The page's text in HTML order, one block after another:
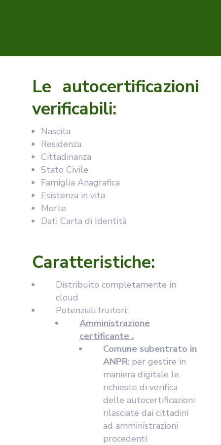
Le autocertificazioni
verificabili:
Nascita
Residenza
Cittadinanza
Stato Civile
Famiglia Anagrafica
Esistenza in vita
Morte
Dati Carta di Identità
Caratteristiche:
Distribuito completamente in
cloud
Potenziali fruitori:
Amministrazione
certificante .
Comune subentrato in
ANPR: per gestire in
maniera digitale le
richieste di verifica
delle autocertificazioni
rilasciate dai cittadini
ad amministrazioni
procedenti